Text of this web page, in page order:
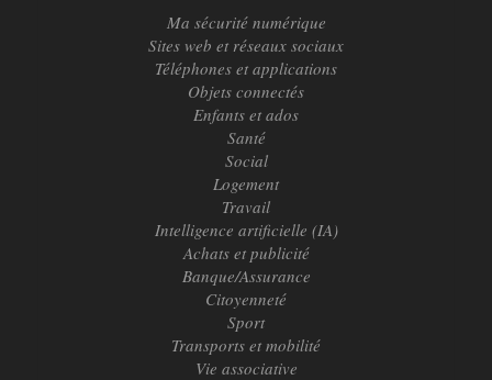
Ma sécurité numérique
Sites web et réseaux sociaux
Téléphones et applications
Objets connectés
Enfants et ados
Santé
Social
Logement
Travail
Intelligence artificielle (IA)
Achats et publicité
Banque/Assurance
Citoyenneté
Sport
Transports et mobilité
Vie associative